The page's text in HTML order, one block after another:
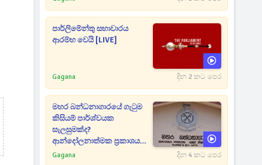
පාර්ලිමේන්තු සභාවාරය
ආරම්භ වෙයි [LIVE]
Gagana දින 2 කට පෙර
මහර බන්ධනාගාරයේ ගැටුම
කිසියම් පාර්ශ්වයක
සැලසුමක්ද?
ආන්දෝලනාත්මක ප්‍රකාශයක්
එළියට [VIDEO]
Gagana දින 4 කට පෙර